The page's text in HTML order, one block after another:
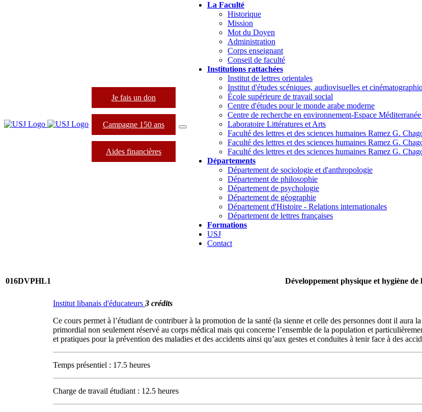
Je fais un don
Campagne 150 ans
Aides financières
La Faculté
Historique
Mission
Mot du Doyen
Administration
Corps enseignant
Conseil de faculté
Institutions rattachées
Institut de lettres orientales
Institut d'études scéniques, audiovisuelles et
École supérieure de travail social
Centre d'études pour le monde arabe moderne
Centre de recherche en environnement-Espace
Laboratoire Littératures et Arts
Faculté des lettres et des sciences humaines Ramez G.
Faculté des lettres et des sciences humaines Ramez G.
Faculté des lettres et des sciences humaines Ramez G.
Départements
Département de sociologie et d'anthropologie
Département de philosophie
Département de psychologie
Département de géographie
Département d'Histoire - Relations internationales
Département de lettres françaises
Formations
USJ
Contact
016DVPHL1 Développement physique et hygiène de
Institut libanais d'éducateurs 3 crédits
Ce cours permet à l’étudiant de contribuer à la promotion de la santé (la sienne et celle des personnes dont il
primordial non seulement réservé au corps médical mais qui concerne l’ensemble de la population et
et pratiques pour la prévention des maladies et des accidents ainsi qu’aux gestes et conduites à tenir face à des
Temps présentiel : 17.5 heures
Charge de travail étudiant : 12.5 heures